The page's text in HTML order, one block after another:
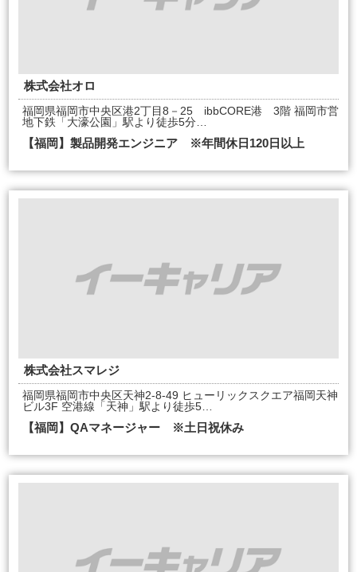
株式会社オロ
福岡県福岡市中央区港2丁目8－25 ibbCORE港 3階 福岡市営
地下鉄「大濠公園」駅より徒歩5分…
【福岡】製品開発エンジニア ※年間休日120日以上
株式会社スマレジ
福岡県福岡市中央区天神2-8-49 ヒューリックスクエア福岡天神
ビル3F 空港線「天神」駅より徒歩5…
【福岡】QAマネージャー ※土日祝休み